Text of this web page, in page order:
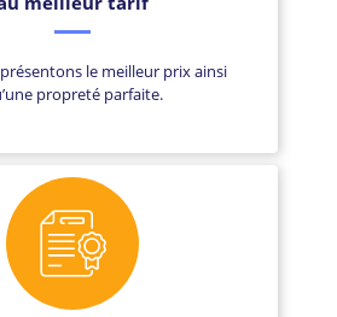
le meilleur prix ainsi
propreté parfaite.